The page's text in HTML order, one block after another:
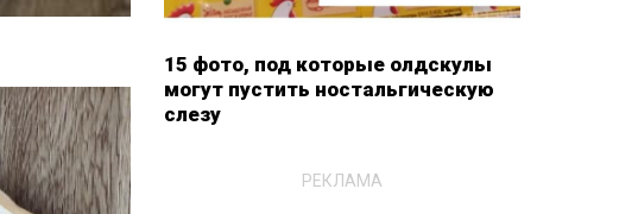
15 фото, под которые олдскулы
могут пустить ностальгическую
слезу
РЕКЛАМА